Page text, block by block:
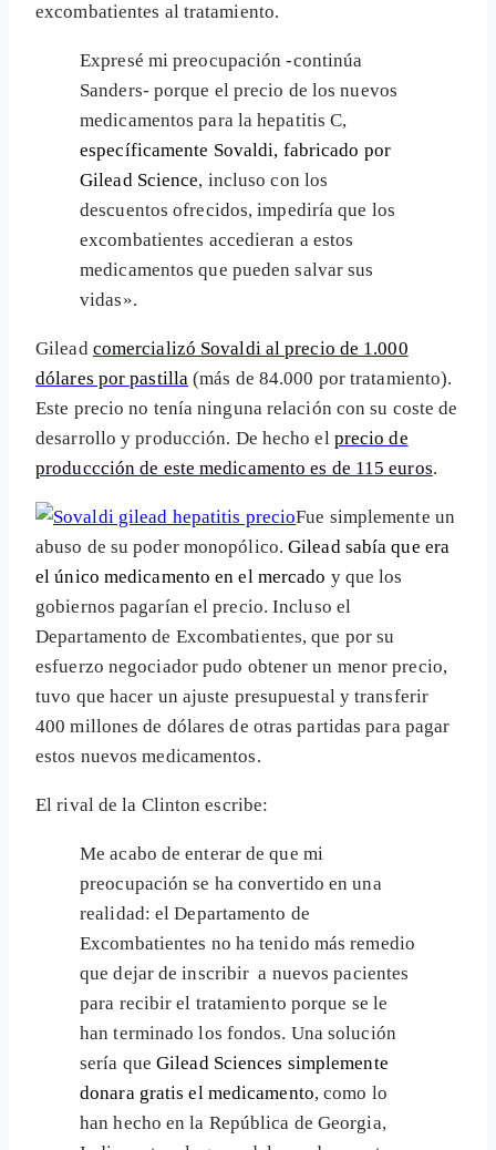
excombatientes al tratamiento.
Expresé mi preocupación -continúa
Sanders- porque el precio de los nuevos
medicamentos para la hepatitis C,
específicamente Sovaldi, fabricado por
Gilead Science, incluso con los
descuentos ofrecidos, impediría que los
excombatientes accedieran a estos
medicamentos que pueden salvar sus
vidas».
Gilead comercializó Sovaldi al precio de 1.000
dólares por pastilla (más de 84.000 por tratamiento).
Este precio no tenía ninguna relación con su coste de
desarrollo y producción. De hecho el precio de
produccción de este medicamento es de 115 euros.
Fue simplemente un
abuso de su poder monopólico.Gilead sabía que era
el único medicamento en el mercado y que los
gobiernos pagarían el precio. Incluso el
Departamento de Excombatientes, que por su
esfuerzo negociador pudo obtener un menor precio,
tuvo que hacer un ajuste presupuestal y transferir
400 millones de dólares de otras partidas para pagar
estos nuevos medicamentos.
El rival de la Clinton escribe:
Me acabo de enterar de que mi
preocupación se ha convertido en una
realidad: el Departamento de
Excombatientes no ha tenido más remedio
que dejar de inscribir a nuevos pacientes
para recibir el tratamiento porque se le
han terminado los fondos. Una solución
sería queGilead Sciences simplemente
donara gratis el medicamento, como lo
han hecho en la República de Georgia,